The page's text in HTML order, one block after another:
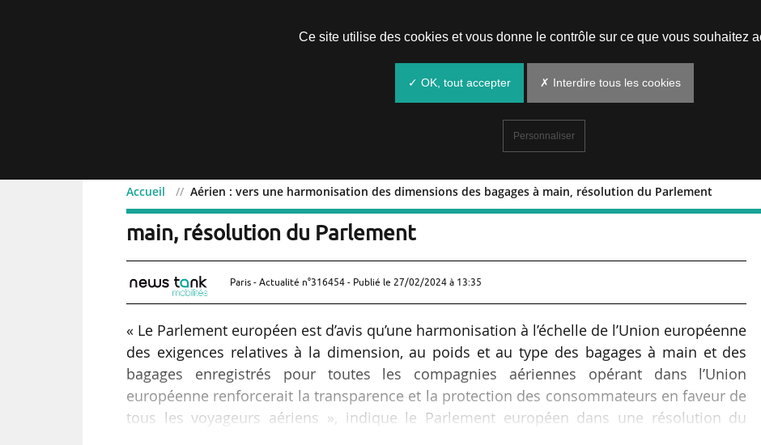
Accueil Aérien : vers une harmonisation des dimensions des bagages à main, résolution du Parlement
Aérien : vers une harmonisation des dimensions des bagages à
main, résolution du Parlement
Paris - Actualité n°316454 - Publié le 27/02/2024 à 13:35
« Le Parlement européen est d’avis qu’une harmonisation à l’échelle de l’Union européenne
des exigences relatives à la dimension, au poids et au type des bagages à main et des
bagages enregistrés pour toutes les compagnies aériennes opérant dans l’Union
européenne renforcerait la transparence et la protection des consommateurs en faveur de
tous les voyageurs aériens », indique le Parlement européen dans une résolution du
Ce site utilise des cookies et vous donne le contrôle sur ce que vous souhaitez
✓ OK, tout accepter ✗ Interdire tous les cookies
Personnaliser